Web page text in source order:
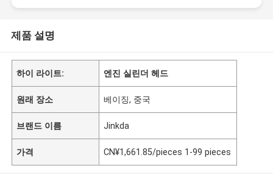
제품 설명
하이 라이트: 엔진 실린더 헤드
원래 장소 베이징, 중국
브랜드 이름 Jinkda
가격 CN¥1,661.85/pieces 1-99 pieces